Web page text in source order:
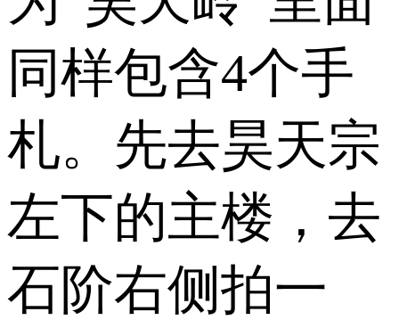
同样包含4个手
札。先去昊天宗
左下的主楼，去
石阶右侧拍一